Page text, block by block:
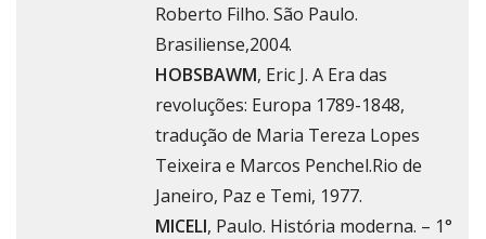
Roberto Filho. São Paulo.
Brasiliense,2004.
HOBSBAWM, Eric J. A Era das
revoluções: Europa 1789-1848,
tradução de Maria Tereza Lopes
Teixeira e Marcos Penchel.Rio de
Janeiro, Paz e Temi, 1977.
MICELI, Paulo. História moderna. – 1°